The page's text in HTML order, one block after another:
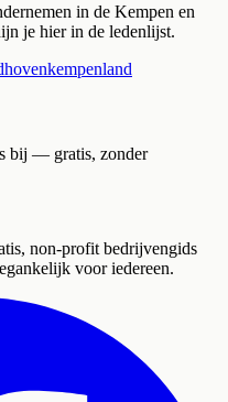
in de Kempen en
je hier in de ledenlijst.
bij — gratis, zonder
non-profit bedrijvengids
voor iedereen.